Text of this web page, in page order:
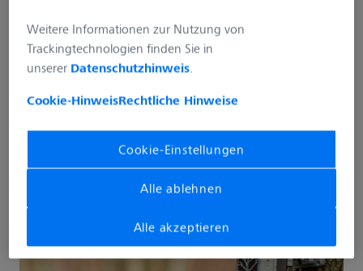
Händler finden
Weitere Informationen zur Nutzung von
Trackingtechnologien finden Sie in
unserer Datenschutzhinweis.
Cookie-HinweisRechtliche Hinweise
Cookie-Einstellungen
Alle ablehnen
Alle akzeptieren